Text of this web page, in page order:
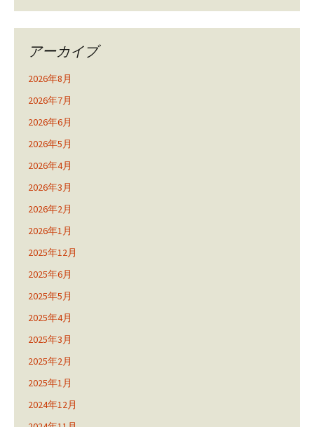
アーカイブ
2026年8月
2026年7月
2026年6月
2026年5月
2026年4月
2026年3月
2026年2月
2026年1月
2025年12月
2025年6月
2025年5月
2025年4月
2025年3月
2025年2月
2025年1月
2024年12月